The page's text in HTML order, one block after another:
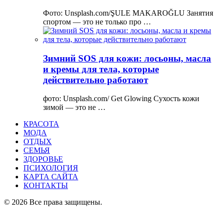
Фото: Unsplash.com/ŞULE MAKAROĞLU Занятия
спортом — это не только про …
Зимний SOS для кожи: лосьоны, масла
и кремы для тела, которые
действительно работают
фото: Unsplash.com/ Get Glowing Сухость кожи
зимой — это не …
КРАСОТА
МОДА
ОТДЫХ
СЕМЬЯ
ЗДОРОВЬЕ
ПСИХОЛОГИЯ
КАРТА САЙТА
КОНТАКТЫ
© 2026 Все права защищены.